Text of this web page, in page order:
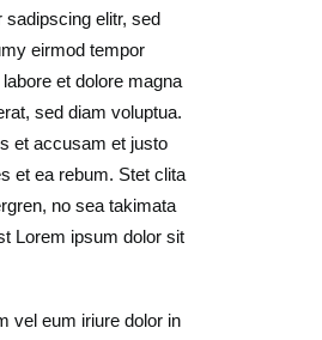
sadipscing elitr, sed
eirmod tempor
et dolore magna
sed diam voluptua.
et accusam et justo
et ea rebum. Stet clita
no sea takimata
Lorem ipsum dolor sit
vel eum iriure dolor in